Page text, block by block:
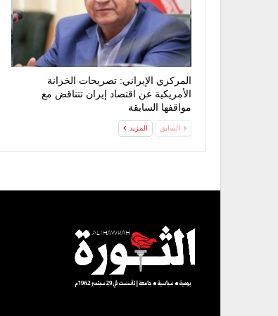
المركزي الإيراني: تصريحات الخزانة
الأمريكية عن اقتصاد إيران تتناقض مع
مواقفها السابقة
السابق المزيد